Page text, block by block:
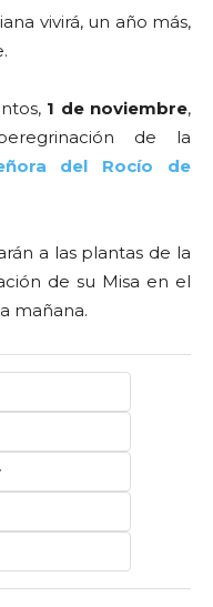
vivirá, un año más,
1 de noviembre,
de la
del Rocío de
a las plantas de la
de su Misa en el
mañana.